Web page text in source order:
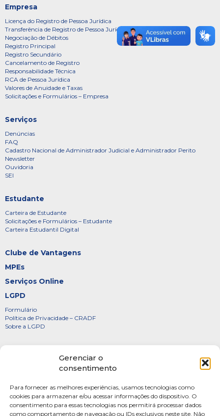
Gerenciar o
consentimento
Para fornecer as melhores experiências, usamos tecnologias como
cookies para armazenar e/ou acessar informações do dispositivo. O
consentimento para essas tecnologias nos permitirá processar dados
como comportamento de navegação ou IDs exclusivos neste site. Não
Empresa
Licença do Registro de Pessoa Jurídica
Transferência de Registro de Pessoa Jurídica
Negociação de Débitos
Registro Principal
Registro Secundário
Cancelamento de Registro
Responsabilidade Técnica
RCA de Pessoa Jurídica
Valores de Anuidade e Taxas
Solicitações e Formulários – Empresa
Serviços
Denúncias
FAQ
Cadastro Nacional de Administrador Judicial e Administrador Perito
Newsletter
Ouvidoria
SEI
Estudante
Carteira de Estudante
Solicitações e Formulários – Estudante
Carteira Estudantil Digital
Clube de Vantagens
MPEs
Serviços Online
LGPD
Formulário
Política de Privacidade – CRADF
Sobre a LGPD
Diretoria
FOTOS